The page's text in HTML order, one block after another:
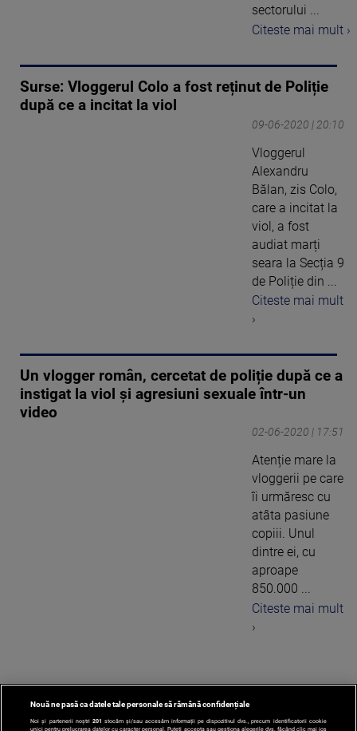
sectorului ...
Citeste mai mult ›
Surse: Vloggerul Colo a fost reținut de Poliție
după ce a incitat la viol
09-06-2020 | 20:10
Vloggerul
Alexandru
Bălan, zis Colo,
care a incitat la
viol, a fost
audiat marți
seara la Secția 9
de Poliție din ...
Citeste mai mult
›
Un vlogger român, cercetat de poliție după ce a
instigat la viol și agresiuni sexuale într-un
video
02-06-2020 | 17:51
Atenție mare la
vloggerii pe care
îi urmăresc cu
atâta pasiune
copiii. Unul
dintre ei, cu
aproape
850.000 ...
Citeste mai mult
›
1
Nouă ne pasă ca datele tale personale să rămână confidențiale
Noi și partenerii noștri 201 stocăm și/sau accesăm informații pe dispozitivul dvs., precum identificatorii cookie
unici pentru prelucrarea datelor cu caracter personal. Puteți accepta sau gestiona alegerile dvs. făcând clic mai jos